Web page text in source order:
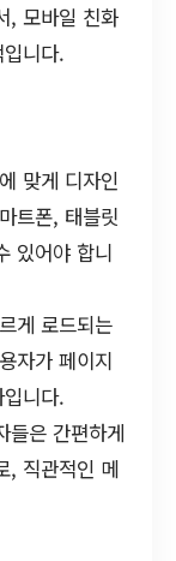
, 모바일 친화
니다.
맞게 디자인
트폰, 태블릿
있어야 합니
게 로드되는
자가 페이지
니다.
들은 간편하게
, 직관적인 메